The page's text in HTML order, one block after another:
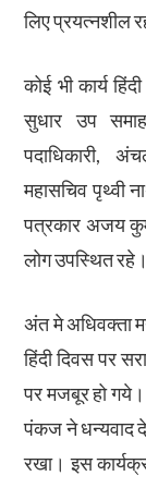
लिए प्रयत्नशील
कोई भी कार्य
सुधार उप
पदाधिकारी,
महासचिव पृथ्वी
पत्रकार अजय
लोग उपस्थित रहे।
अंत मे अधिवक्ता
हिंदी दिवस पर
पर मजबूर हो गये।
पंकज ने धन्यवाद
रखा। इस